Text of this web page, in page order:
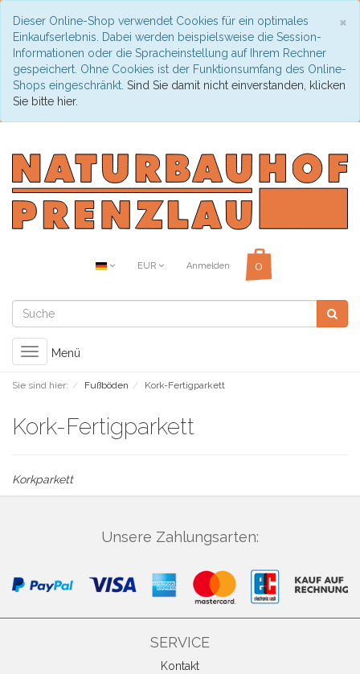
×
Dieser Online-Shop verwendet Cookies für ein optimales
Einkaufserlebnis. Dabei werden beispielsweise die Session-
Informationen oder die Spracheinstellung auf Ihrem Rechner
gespeichert. Ohne Cookies ist der Funktionsumfang des Online-
Shops eingeschränkt. Sind Sie damit nicht einverstanden, klicken
Sie bitte hier.
EUR Anmelden
Toggle
navigation
Menü
Sie sind hier: Fußböden Kork-Fertigparkett
Kork-Fertigparkett
Korkparkett
Unsere Zahlungsarten:
SERVICE
Kontakt